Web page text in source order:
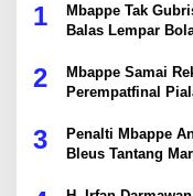
1
Mbappe Tak
Balas Lempar
2
Mbappe Samai
Perempatfinal
3
Penalti Mbappe
Bleus Tantang